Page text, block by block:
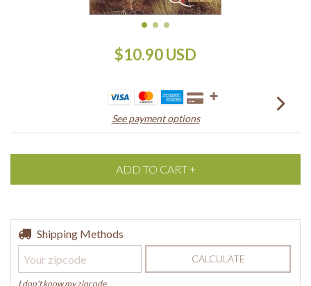
$10.90 USD
See payment options
Shipping for zipcode:
Shipping Methods
CALCULATE
I don't know my zipcode